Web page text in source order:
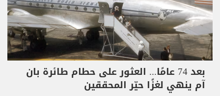
بعد 74 عامًا... العثور على حطام طائرة بان
آم ينهي لغزًا حيّر المحققين